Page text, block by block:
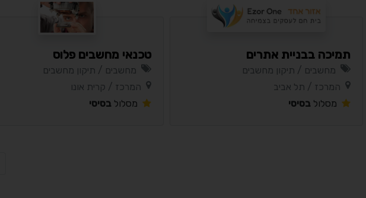
תמיכה בבניית אתרים
מחשבים / תיקון מחשבים
המרכז / תל אביב
מסלול בסיסי
טכנאי מחשבים פלוס
מחשבים / תיקון מחשבים
המרכז / קרית אונו
מסלול בסיסי